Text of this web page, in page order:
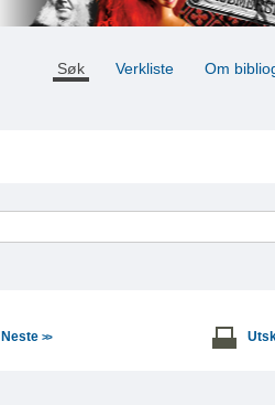
Søk Verkliste Om
Neste>>